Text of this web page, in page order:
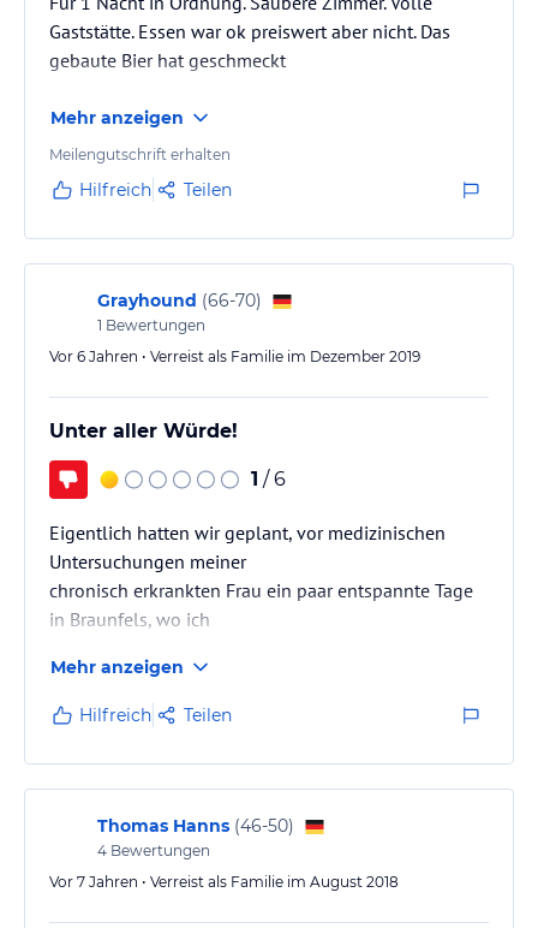
Gaststätte. Essen war ok preiswert aber nicht. Das
gebaute Bier hat geschmeckt
Mehr anzeigen
Meilengutschrift erhalten
Hilfreich Teilen
Grayhound (66-70)
1 Bewertungen
Vor 6 Jahren • Verreist als Familie im Dezember 2019
Unter aller Würde!
1 / 6
Eigentlich hatten wir geplant, vor medizinischen
Untersuchungen meiner
chronisch erkrankten Frau ein paar entspannte Tage
in Braunfels, wo ich
zu verbringen. Also haben
wir vom Ankunftstag Montag bis zur Abreise am
Freitag ein Doppelzimmer mit
Frühstück im "Brauhaus Obermühle Braunfels"
gebucht.
Als wir kurz vor 17 Uhr ankamen, war nicht ganz
eindeutig, wo man parken kann.
Alles stockdunkel und bei dem Nebel an diesem Tag
Mehr anzeigen
Hilfreich Teilen
Thomas Hanns (46-50)
4 Bewertungen
Vor 7 Jahren • Verreist als Familie im August 2018